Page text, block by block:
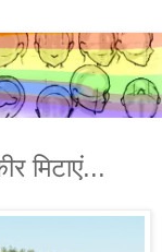
मिटाएं...